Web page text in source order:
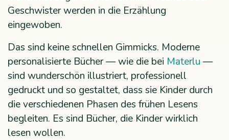
Geschwister werden in die Erzählung
eingewoben.
Das sind keine schnellen Gimmicks. Moderne
personalisierte Bücher — wie die bei Materlu —
sind wunderschön illustriert, professionell
gedruckt und so gestaltet, dass sie Kinder durch
die verschiedenen Phasen des frühen Lesens
begleiten. Es sind Bücher, die Kinder wirklich
lesen wollen.